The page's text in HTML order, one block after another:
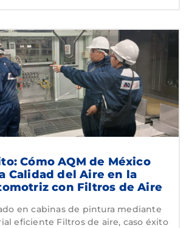
Cómo AQM de México
Calidad del Aire en la
con Filtros de Aire
en cabinas de pintura mediante
eficiente Filtros de aire, caso éxito